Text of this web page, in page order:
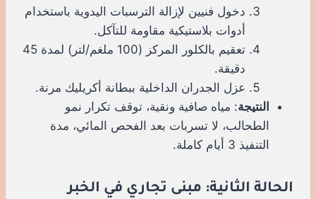
دخول فنيين لإزالة الترسبات اليدوية باستخدام
أدوات بلاستيكية مقاومة للتآكل.
تعقيم بالكلور المركز (100 ملغم/لتر) لمدة 45
دقيقة.
عزل الجدران الداخلية ببطانة أكريليك مرنة.
النتيجة: مياه صافية ونقية، توقف تكرار نمو
الطحالب، لا تسربات بعد الفحص المائي، مدة
التنفيذ 3 أيام كاملة.
الحالة الثانية: مبنى تجاري في الخبر